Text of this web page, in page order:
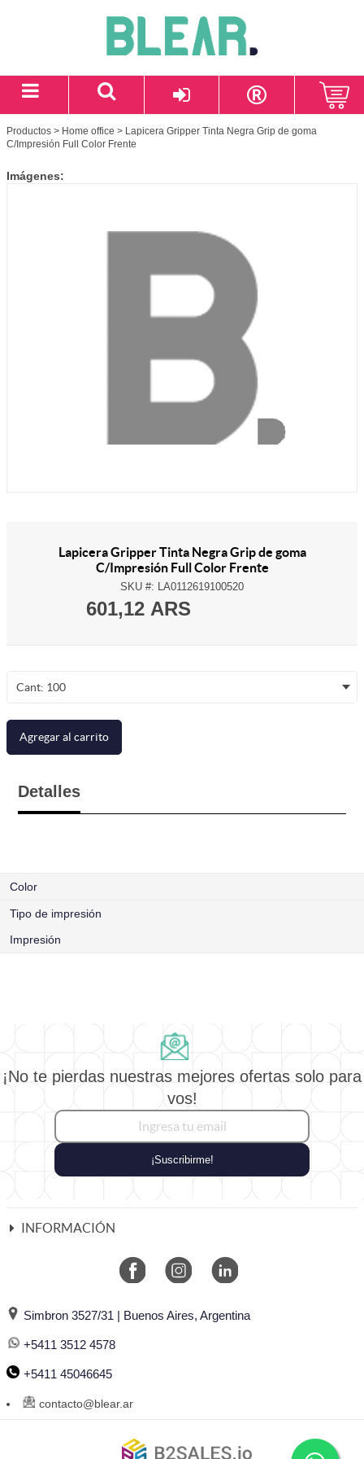
Productos > Home office > Lapicera Gripper Tinta Negra Grip de goma
C/Impresión Full Color Frente
Imágenes:
Lapicera Gripper Tinta Negra Grip de goma
C/Impresión Full Color Frente
SKU #: LA0112619100520
601,12 ARS
Cant: 100
Agregar al carrito
Detalles
Color
Tipo de impresión
Impresión
¡No te pierdas nuestras mejores ofertas solo para
vos!
¡Suscribirme!
INFORMACIÓN
Simbron 3527/31 | Buenos Aires, Argentina
+5411 3512 4578
+5411 45046645
contacto@blear.ar